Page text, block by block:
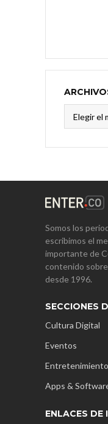
Somos los
escribimos el
importante de
contenido
desde 1996.
SECCIONES
Cultura Digital
Eventos
Entretenimiento
Apps &
ENLACES DE